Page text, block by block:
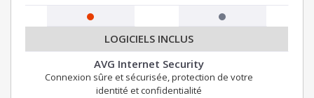
LOGICIELS INCLUS
AVG Internet Security
Connexion sûre et sécurisée, protection de votre
identité et confidentialité